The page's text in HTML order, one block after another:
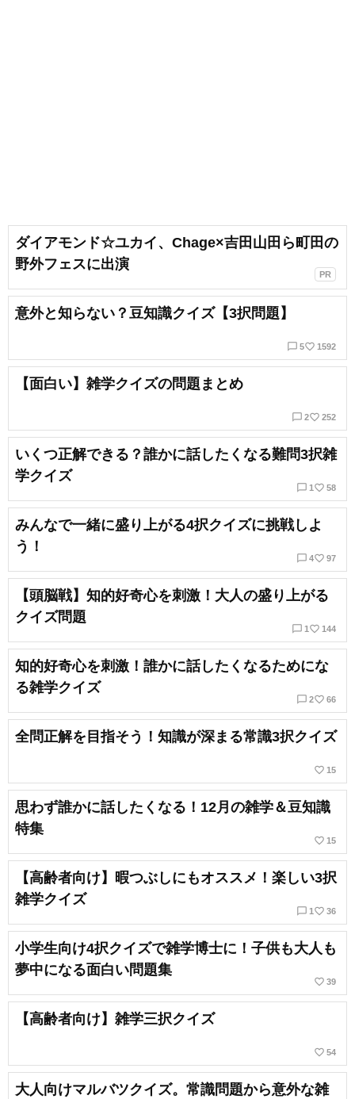
ダイアモンド☆ユカイ、Chage×吉田山田ら町田の
野外フェスに出演
PR
意外と知らない？豆知識クイズ【3択問題】
chat_bubble_outline 5favorite_border 1592
【面白い】雑学クイズの問題まとめ
chat_bubble_outline 2favorite_border 252
いくつ正解できる？誰かに話したくなる難問3択雑
学クイズ
chat_bubble_outline 1 favorite_border 58
みんなで一緒に盛り上がる4択クイズに挑戦しよ
う！
chat_bubble_outline 4favorite_border 97
【頭脳戦】知的好奇心を刺激！大人の盛り上がる
クイズ問題
chat_bubble_outline 1 favorite_border 144
知的好奇心を刺激！誰かに話したくなるためにな
る雑学クイズ
chat_bubble_outline 2favorite_border 66
全問正解を目指そう！知識が深まる常識3択クイズ
favorite_border 15
思わず誰かに話したくなる！12月の雑学＆豆知識
特集
favorite_border 15
【高齢者向け】暇つぶしにもオススメ！楽しい3択
雑学クイズ
chat_bubble_outline 1 favorite_border 36
小学生向け4択クイズで雑学博士に！子供も大人も
夢中になる面白い問題集
favorite_border 39
【高齢者向け】雑学三択クイズ
favorite_border 54
大人向けマルバツクイズ。常識問題から意外な雑